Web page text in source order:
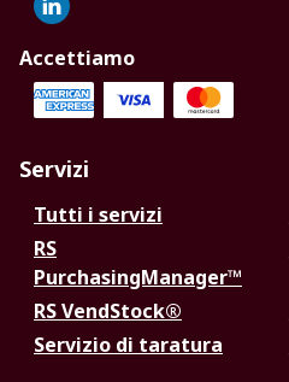
Accettiamo
Servizi
Tutti i servizi
RS
PurchasingManager™
RS VendStock®
Servizio di taratura